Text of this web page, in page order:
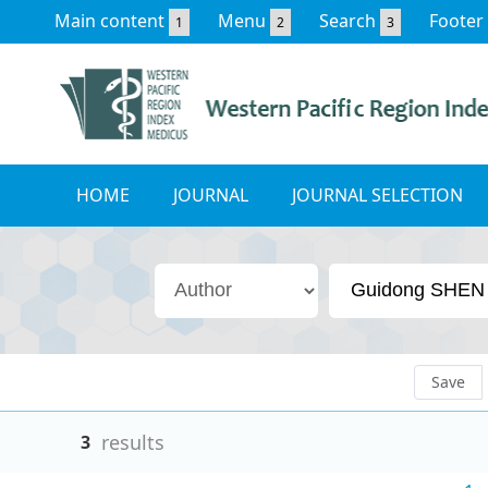
Main content 1 Menu 2 Search 3 Footer
HOME JOURNAL JOURNAL SELECTION
Save
3 results